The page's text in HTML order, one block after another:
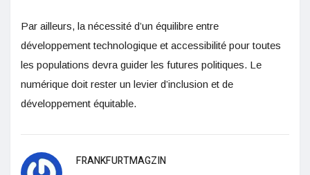
Par ailleurs, la nécessité d’un équilibre entre
développement technologique et accessibilité pour toutes
les populations devra guider les futures politiques. Le
numérique doit rester un levier d’inclusion et de
développement équitable.
FRANKFURTMAGZIN